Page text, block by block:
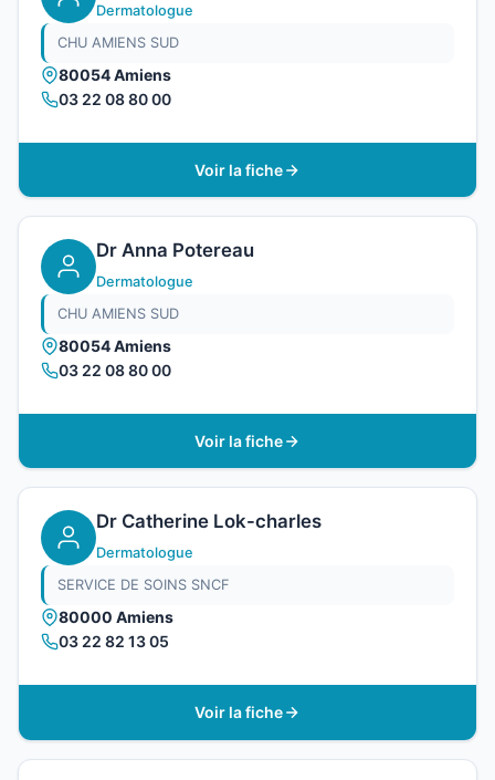
Dermatologue
CHU AMIENS SUD
80054 Amiens
03 22 08 80 00
Voir la fiche
Dr Anna Potereau
Dermatologue
CHU AMIENS SUD
80054 Amiens
03 22 08 80 00
Voir la fiche
Dr Catherine Lok-charles
Dermatologue
SERVICE DE SOINS SNCF
80000 Amiens
03 22 82 13 05
Voir la fiche